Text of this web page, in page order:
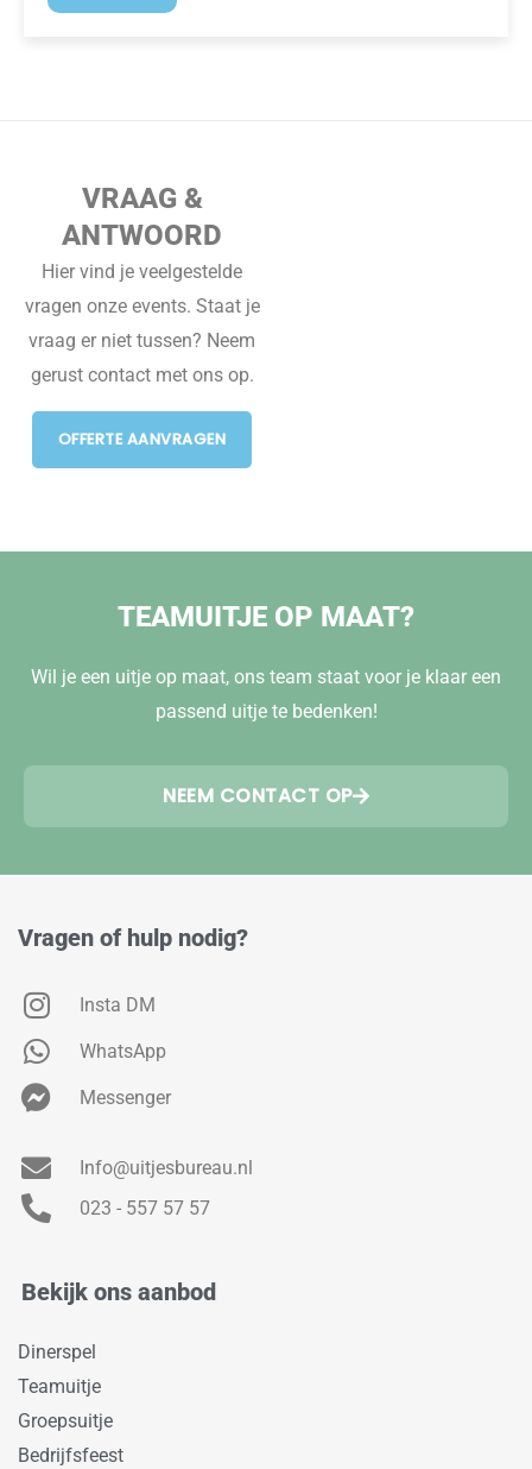
VRAAG &
ANTWOORD
Hier vind je veelgestelde
vragen onze events. Staat je
vraag er niet tussen? Neem
gerust contact met ons op.
OFFERTE AANVRAGEN
TEAMUITJE OP MAAT?
Wil je een uitje op maat, ons team staat voor je klaar een
passend uitje te bedenken!
NEEM CONTACT OP
Vragen of hulp nodig?
Insta DM
WhatsApp
Messenger
Info@uitjesbureau.nl
023 - 557 57 57
Bekijk ons aanbod
Dinerspel
Teamuitje
Groepsuitje
Bedrijfsfeest